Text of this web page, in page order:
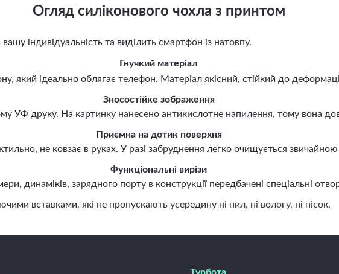
Огляд силіконового чохла з принтом
індивідуальність та виділить смартфон із натовпу.
Гнучкий матеріал
який ідеально облягає телефон. Матеріал якісний, стійкий до
Зносостійке зображення
УФ друку. На картинку нанесено антикислотне напилення, тому вона
Приємна на дотик поверхня
не ковзає в руках. У разі забруднення легко очищується
Функціональні вирізи
динаміків, зарядного порту в конструкції передбачені спеціальні
вставками, які не пропускають усередину ні пил, ні вологу, ні пісок.